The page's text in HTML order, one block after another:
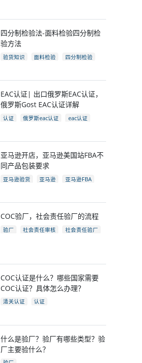
四分制检验法-面料检验四分制检
验方法
验货知识 面料检验 四分制检验
EAC认证| 出口俄罗斯EAC认证，
俄罗斯Gost EAC认证详解
认证 俄罗斯eac认证
eac认证
亚马逊开店，亚马逊美国站FBA不
同产品包装要求
亚马逊验货 亚马逊
亚马逊FBA
电商
跨境电商
COC验厂，社会责任验厂的流程
验厂 社会责任审核
社会责任验厂
COC认证是什么？哪些国家需要
COC认证？具体怎么办理？
清关认证 认证
什么是验厂？验厂有哪些类型？验
厂主要验什么？